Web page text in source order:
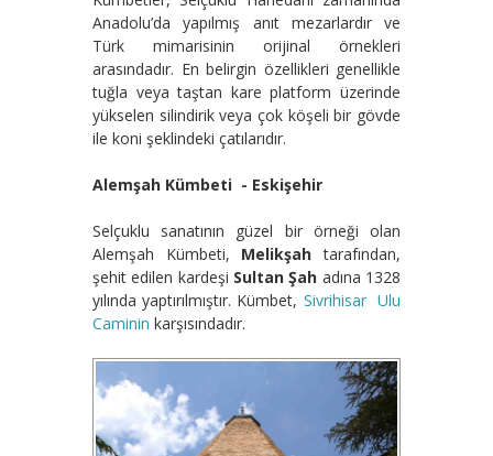
Anadolu’da yapılmış anıt mezarlardır ve
Türk mimarisinin orijinal örnekleri
arasındadır. En belirgin özellikleri genellikle
tuğla veya taştan kare platform üzerinde
yükselen silindirik veya çok köşeli bir gövde
ile koni şeklindeki çatılarıdır.
Alemşah Kümbeti - Eskişehir
Selçuklu sanatının güzel bir örneği olan
Alemşah Kümbeti, Melikşah tarafından,
şehit edilen kardeşi Sultan Şah adına 1328
yılında yaptırılmıştır. Kümbet, Sivrihisar Ulu
Caminin karşısındadır.